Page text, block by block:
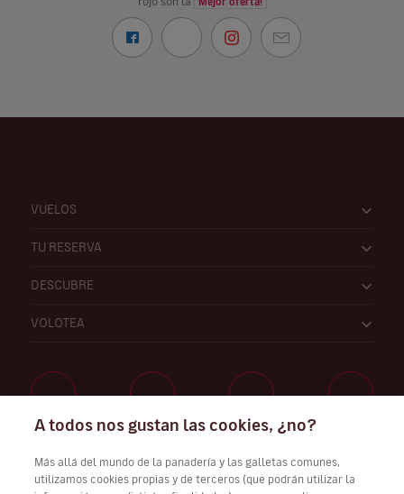
VUELOS
TU RESERVA
DESCUBRE
VOLOTEA
A todos nos gustan las cookies, ¿no?
Más allá del mundo de la panadería y las galletas comunes,
utilizamos cookies propias y de terceros (que podrán utilizar la